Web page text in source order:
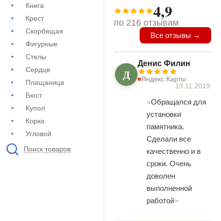
Книга
Крест
Скорбящая
Фигурные
Стелы
Сердце
Плащаница
Бюст
Купол
Корка
Угловой
Поиск товаров
4,9
по 216 отзывам
Все отзывы →
Д
Денис Филин
Яндекс.Карты
19.11.2019
Обращался для
установки
памятника.
Сделали все
качественно и в
сроки. Очень
доволен
выполненной
работой